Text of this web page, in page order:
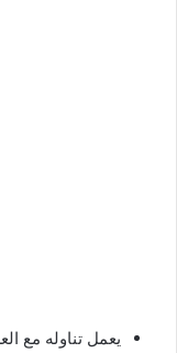
يعمل تناوله مع